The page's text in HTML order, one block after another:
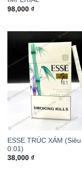
98,000 ₫
ESSE TRÚC XÁM
0.01)
38,000 ₫